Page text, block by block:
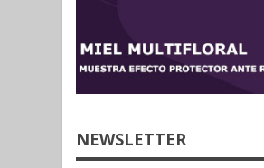
NEWSLETTER